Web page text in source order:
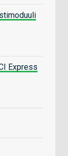
Express